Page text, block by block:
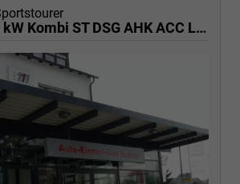
1.5 eTSI 110 kW Kombi ST DSG AHK ACC LED